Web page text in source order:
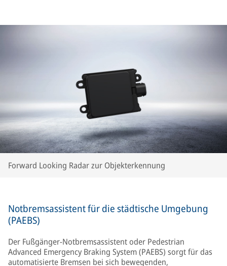
Forward Looking Radar zur Objekterkennung
Notbremsassistent für die städtische Umgebung
(PAEBS)
Der Fußgänger-Notbremsassistent oder Pedestrian
Advanced Emergency Braking System (PAEBS) sorgt für das
automatisierte Bremsen bei sich bewegenden,